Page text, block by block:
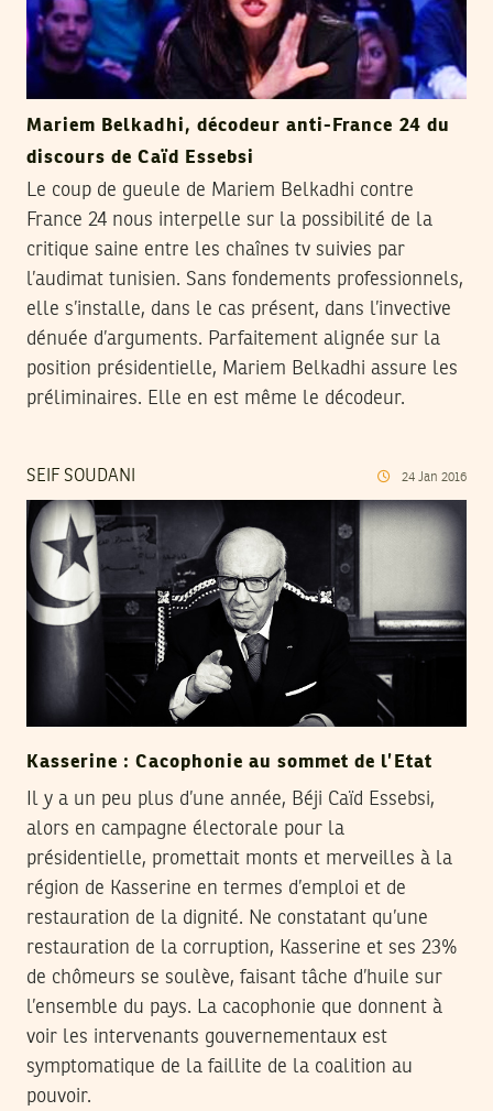
Mariem Belkadhi, décodeur anti-France 24 du
discours de Caïd Essebsi
Le coup de gueule de Mariem Belkadhi contre
France 24 nous interpelle sur la possibilité de la
critique saine entre les chaînes tv suivies par
l’audimat tunisien. Sans fondements professionnels,
elle s’installe, dans le cas présent, dans l’invective
dénuée d’arguments. Parfaitement alignée sur la
position présidentielle, Mariem Belkadhi assure les
préliminaires. Elle en est même le décodeur.
SEIF SOUDANI 24 Jan 2016
Kasserine : Cacophonie au sommet de l’Etat
Il y a un peu plus d’une année, Béji Caïd Essebsi,
alors en campagne électorale pour la
présidentielle, promettait monts et merveilles à la
région de Kasserine en termes d’emploi et de
restauration de la dignité. Ne constatant qu’une
restauration de la corruption, Kasserine et ses 23%
de chômeurs se soulève, faisant tâche d’huile sur
l’ensemble du pays. La cacophonie que donnent à
voir les intervenants gouvernementaux est
symptomatique de la faillite de la coalition au
pouvoir.